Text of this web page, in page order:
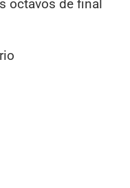
octavos de final